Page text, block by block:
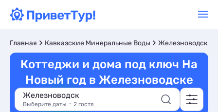
Главная Кавказские Минеральные Воды Железноводск
Коттеджи и дома под ключ На
Новый год в Железноводске
Железноводск
Выберите даты 2 гостя